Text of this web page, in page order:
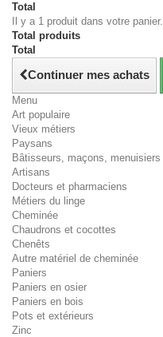
Total
Il y a 1 produit dans votre panier.
Total produits
Total
Continuer mes achats
Menu
Art populaire
Vieux métiers
Paysans
Bâtisseurs, maçons, menuisiers
Artisans
Docteurs et pharmaciens
Métiers du linge
Cheminée
Chaudrons et cocottes
Chenêts
Autre matériel de cheminée
Paniers
Paniers en osier
Paniers en bois
Pots et extérieurs
Zinc